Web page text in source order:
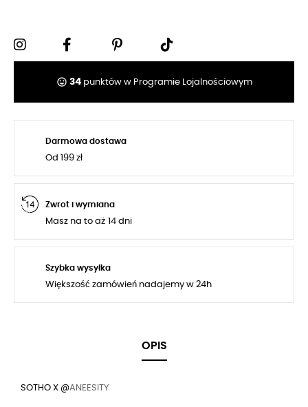
tag_faces 34punktów w Programie Lojalnościowym
Darmowa dostawa
Od 199 zł
Zwrot i wymiana
Masz na to aż 14 dni
Szybka wysyłka
Większość zamówień nadajemy w 24h
OPIS
SOTHO X @ANEESITY